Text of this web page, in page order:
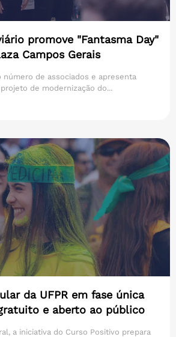
promove "Fantasma Day"
Campos Gerais
número de associados e apresenta
de modernização do...
da UFPR em fase única
e aberto ao público
a iniciativa do Curso Positivo prepara